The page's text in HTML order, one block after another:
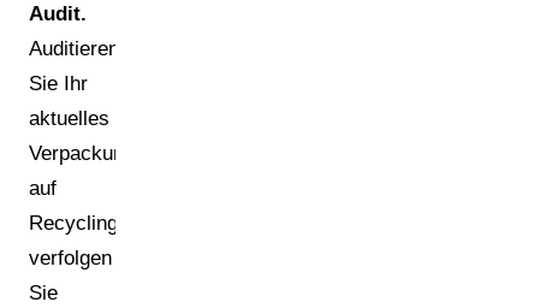
Audit.
Auditieren
Sie Ihr
aktuelles
Verpackungsportfolio
auf
Recyclingfähigkeit,
verfolgen
Sie